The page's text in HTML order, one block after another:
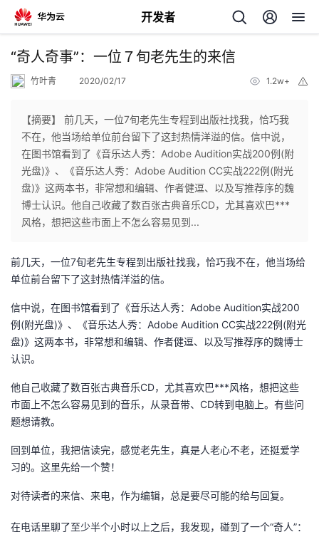
开发者
返
个
人
页
我
开
发
者
的
博
我
的
我
的
开
发
学
堂
我
的
Programs
我
的
持
我
“奇人奇事”：一位７旬老先生的来信
竹叶青 2020/02/17 1.2w+
【摘要】 前几天，一位7旬老先生专程到出版社找我，恰巧我
不在，他当场给单位前台留下了这封热情洋溢的信。信中说，
在图书馆看到了《音乐达人秀：Adobe Audition实战200例(附
光盘)》、《音乐达人秀：Adobe Audition CC实战222例(附光
盘)》这两本书，非常想和编辑、作者健逗、以及写推荐序的魏
博士认识。他自己收藏了数百张古典音乐CD，尤其喜欢巴***
风格，想把这些市面上不怎么容易见到...
前几天，一位7旬老先生专程到出版社找我，恰巧我不在，他当场给
单位前台留下了这封热情洋溢的信。
信中说，在图书馆看到了《音乐达人秀：Adobe Audition实战200
例(附光盘)》、《音乐达人秀：Adobe Audition CC实战222例(附光
盘)》这两本书，非常想和编辑、作者健逗、以及写推荐序的魏博士
认识。
他自己收藏了数百张古典音乐CD，尤其喜欢巴***风格，想把这些
市面上不怎么容易见到的音乐，从录音带、CD转到电脑上。有些问
题想请教。
回到单位，我把信读完，感觉老先生，真是人老心不老，还挺爱学
习的。这里先给一个赞！
对待读者的来信、来电，作为编辑，总是要尽可能的给与回复。
在电话里聊了至少半个小时以上之后，我发现，碰到了一个“奇人”：